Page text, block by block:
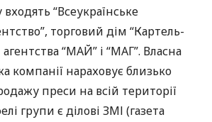
входять “Всеукраїнське
торговий дім “Картель-
“МАЙ” і “МАГ”. Власна
компанії нараховує близько
преси на всій території
групи є ділові ЗМІ (газета